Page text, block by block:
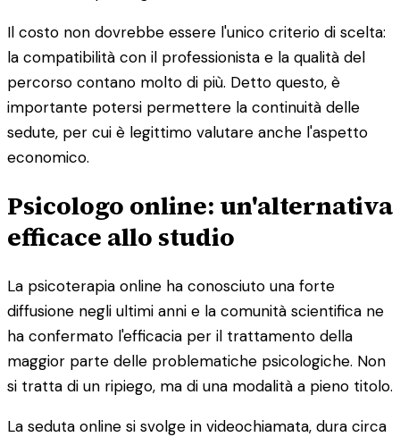
Il costo non dovrebbe essere l'unico criterio di scelta:
la compatibilità con il professionista e la qualità del
percorso contano molto di più. Detto questo, è
importante potersi permettere la continuità delle
sedute, per cui è legittimo valutare anche l'aspetto
economico.
Psicologo online: un'alternativa
efficace allo studio
La psicoterapia online ha conosciuto una forte
diffusione negli ultimi anni e la comunità scientifica ne
ha confermato l'efficacia per il trattamento della
maggior parte delle problematiche psicologiche. Non
si tratta di un ripiego, ma di una modalità a pieno titolo.
La seduta online si svolge in videochiamata, dura circa